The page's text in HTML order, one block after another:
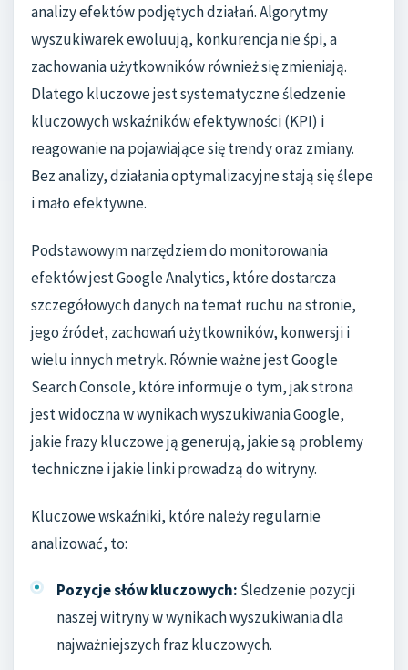
analizy efektów podjętych działań. Algorytmy
wyszukiwarek ewoluują, konkurencja nie śpi, a
zachowania użytkowników również się zmieniają.
Dlatego kluczowe jest systematyczne śledzenie
kluczowych wskaźników efektywności (KPI) i
reagowanie na pojawiające się trendy oraz zmiany.
Bez analizy, działania optymalizacyjne stają się ślepe
i mało efektywne.
Podstawowym narzędziem do monitorowania
efektów jest Google Analytics, które dostarcza
szczegółowych danych na temat ruchu na stronie,
jego źródeł, zachowań użytkowników, konwersji i
wielu innych metryk. Równie ważne jest Google
Search Console, które informuje o tym, jak strona
jest widoczna w wynikach wyszukiwania Google,
jakie frazy kluczowe ją generują, jakie są problemy
techniczne i jakie linki prowadzą do witryny.
Kluczowe wskaźniki, które należy regularnie
analizować, to:
Pozycje słów kluczowych: Śledzenie pozycji
naszej witryny w wynikach wyszukiwania dla
najważniejszych fraz kluczowych.